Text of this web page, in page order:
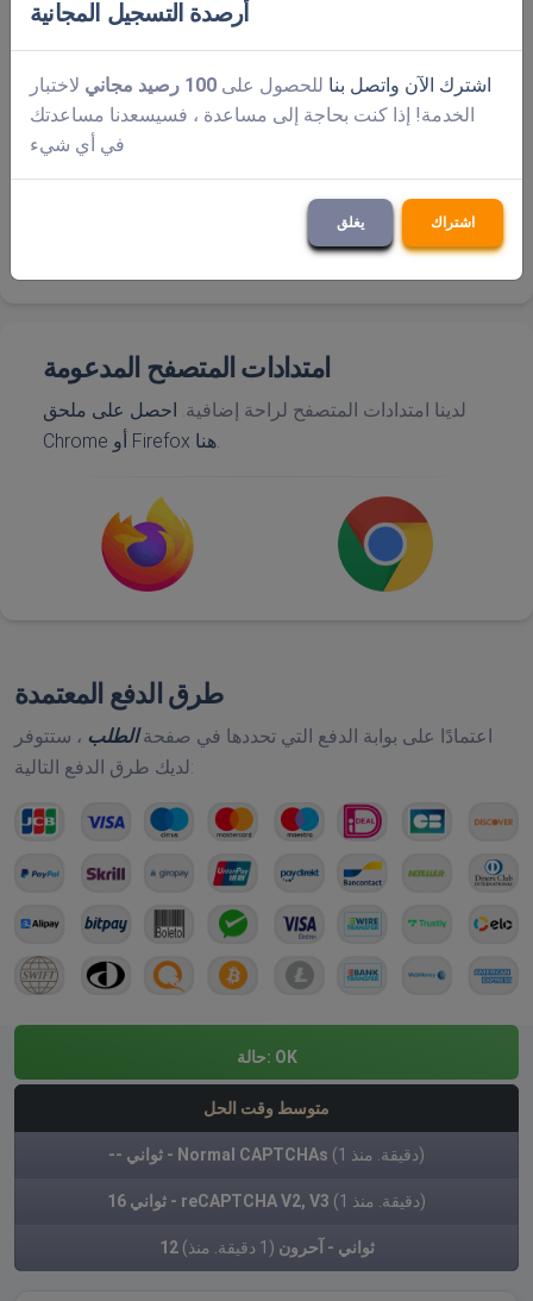
امتدادات المتصفح المدعومة
لدينا امتدادات المتصفح لراحة إضافية. احصل على ملحق
طرق الدفع المعتمدة
اعتمادًا على بوابة الدفع التي تحددها في صفحةالطلب ، ستتوفر
لديك طرق الدفع التالية:
حالة: OK
متوسط وقت الحل
-- ثواني - Normal CAPTCHAs (1 دقيقة. منذ)
16 ثواني - reCAPTCHA V2, V3 (1 دقيقة. منذ)
12 ثواني - آحرون (1 دقيقة. منذ)
أرصدة التسجيل المجانية
اشترك الآن واتصل بنا للحصول على 100 رصيد مجاني
لاختبار
الخدمة! إذا كنت بحاجة إلى مساعدة ، فسيسعدنا مساعدتك
في أي شيء
يغلق اشتراك